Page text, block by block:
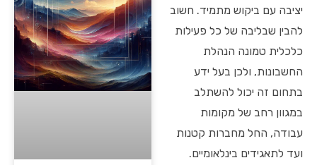
יציבה עם ביקוש מתמיד. חשוב
להבין שבליבה של כל פעילות
כלכלית טמונה הנהלת
החשבונות, ולכן בעל ידע
בתחום זה יכול להשתלב
במגוון רחב של מקומות
עבודה, החל מחברות קטנות
ועד לתאגידים בינלאומיים.